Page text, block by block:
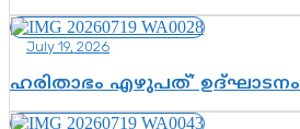
July 19, 2026
ഹരിതാഭം എഴുപത്’